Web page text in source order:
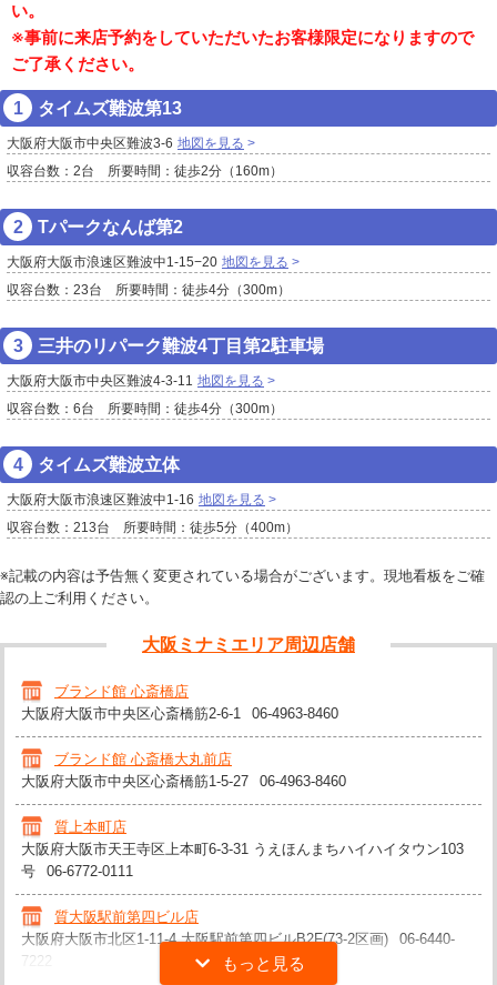
い。
※事前に来店予約をしていただいたお客様限定になりますので
ご了承ください。
タイムズ難波第13
大阪府大阪市中央区難波3-6 地図を見る
収容台数：2台 所要時間：徒歩2分（160m）
Tパークなんば第2
大阪府大阪市浪速区難波中1-15−20 地図を見る
収容台数：23台 所要時間：徒歩4分（300m）
三井のリパーク難波4丁目第2駐車場
大阪府大阪市中央区難波4-3-11
地図を見る
収容台数：6台 所要時間：徒歩4分（300m）
タイムズ難波立体
大阪府大阪市浪速区難波中1-16 地図を見る
収容台数：213台 所要時間：徒歩5分（400m）
※記載の内容は予告無く変更されている場合がございます。現地看板をご確
認の上ご利用ください。
大阪ミナミエリア周辺店舗
ブランド館 心斎橋店
大阪府大阪市中央区心斎橋筋2-6-1
06-4963-8460
ブランド館 心斎橋大丸前店
大阪府大阪市中央区心斎橋筋1-5-27
06-4963-8460
質上本町店
大阪府大阪市天王寺区上本町6-3-31 うえほんまちハイハイタウン103
号
06-6772-0111
質大阪駅前第四ビル店
大阪府大阪市北区1-11-4 大阪駅前第四ビルB2F(73-2区画)
06-6440-
7222